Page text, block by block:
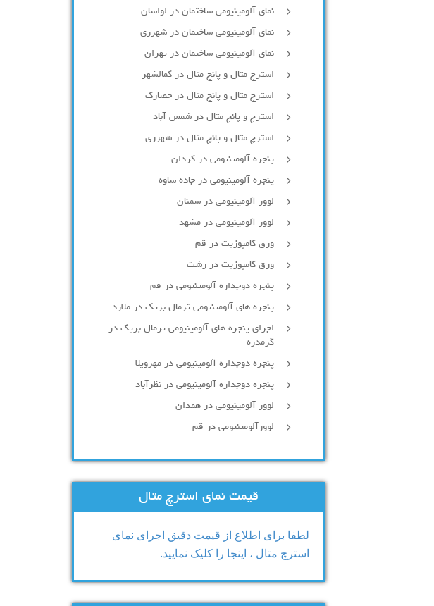
نمای آلومینیومی ساختمان در لواسان
نمای آلومینیومی ساختمان در شهرری
نمای آلومینیومی ساختمان در تهران
استرچ متال و پانچ متال در کمالشهر
استرچ متال و پانچ متال در حصارك
استرچ و پانچ متال در شمس آباد
استرچ متال و پانچ متال در شهرری
پنجره آلومینیومی در کردان
پنجره آلومینیومی در جاده ساوه
لوور آلومینیومی در سمنان
لوور آلومینیومی در مشهد
ورق کامپوزیت در قم
ورق کامپوزیت در رشت
پنجره دوجداره آلومينيومی در قم
پنجره های آلومینیومی ترمال بریک در ملارد
اجرای پنجره های آلومینیومی ترمال بریک در
گرمدره
پنجره دوجداره آلومینیومی در مهرویلا
پنجره دوجداره آلومینیومی در نظرآباد
لوور آلومینیومی در همدان
لوورآلومینیومی در قم
قیمت نمای استرچ متال
لطفا برای اطلاع از قیمت دقیق اجرای نمای
استرچ متال ، اینجا را کلیک نمایید.